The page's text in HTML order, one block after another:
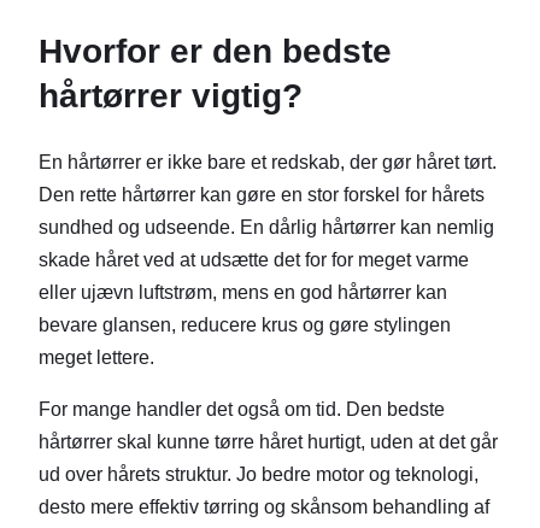
Hvorfor er den bedste
hårtørrer vigtig?
En hårtørrer er ikke bare et redskab, der gør håret tørt.
Den rette hårtørrer kan gøre en stor forskel for hårets
sundhed og udseende. En dårlig hårtørrer kan nemlig
skade håret ved at udsætte det for for meget varme
eller ujævn luftstrøm, mens en god hårtørrer kan
bevare glansen, reducere krus og gøre stylingen
meget lettere.
For mange handler det også om tid. Den bedste
hårtørrer skal kunne tørre håret hurtigt, uden at det går
ud over hårets struktur. Jo bedre motor og teknologi,
desto mere effektiv tørring og skånsom behandling af